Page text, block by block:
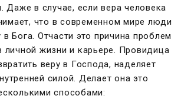
Даже в случае, если вера человека
что в современном мире люди
в Бога. Отчасти это причина проблем
личной жизни и карьере. Провидица
веру в Господа, наделяет
силой. Делает она это
способами: